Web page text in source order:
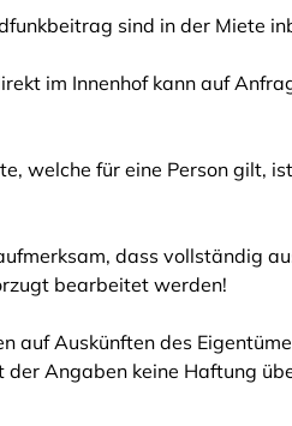
sind in der Miete
im Innenhof kann auf
welche für eine Person gilt,
dass vollständig
bearbeitet werden!
auf Auskünften des
Angaben keine Haftung